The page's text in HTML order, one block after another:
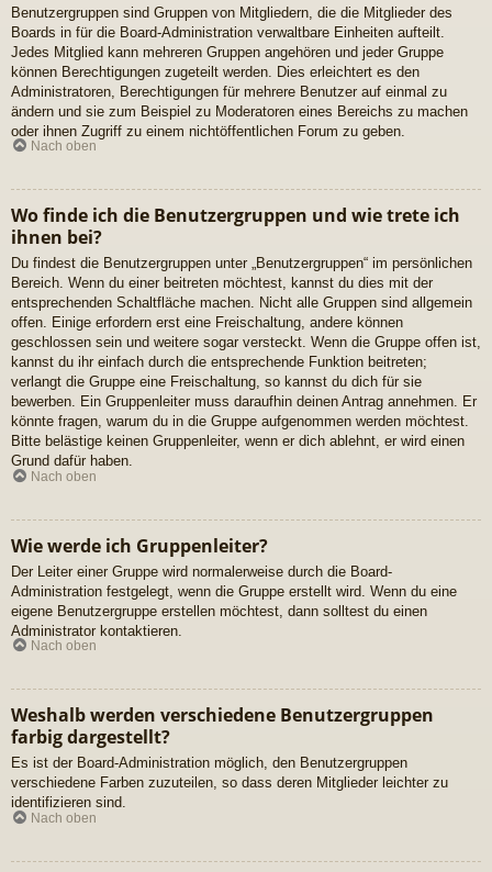
Benutzergruppen sind Gruppen von Mitgliedern, die die Mitglieder des
Boards in für die Board-Administration verwaltbare Einheiten aufteilt.
Jedes Mitglied kann mehreren Gruppen angehören und jeder Gruppe
können Berechtigungen zugeteilt werden. Dies erleichtert es den
Administratoren, Berechtigungen für mehrere Benutzer auf einmal zu
ändern und sie zum Beispiel zu Moderatoren eines Bereichs zu machen
oder ihnen Zugriff zu einem nichtöffentlichen Forum zu geben.
Nach oben
Wo finde ich die Benutzergruppen und wie trete ich
ihnen bei?
Du findest die Benutzergruppen unter „Benutzergruppen“ im persönlichen
Bereich. Wenn du einer beitreten möchtest, kannst du dies mit der
entsprechenden Schaltfläche machen. Nicht alle Gruppen sind allgemein
offen. Einige erfordern erst eine Freischaltung, andere können
geschlossen sein und weitere sogar versteckt. Wenn die Gruppe offen ist,
kannst du ihr einfach durch die entsprechende Funktion beitreten;
verlangt die Gruppe eine Freischaltung, so kannst du dich für sie
bewerben. Ein Gruppenleiter muss daraufhin deinen Antrag annehmen. Er
könnte fragen, warum du in die Gruppe aufgenommen werden möchtest.
Bitte belästige keinen Gruppenleiter, wenn er dich ablehnt, er wird einen
Grund dafür haben.
Nach oben
Wie werde ich Gruppenleiter?
Der Leiter einer Gruppe wird normalerweise durch die Board-
Administration festgelegt, wenn die Gruppe erstellt wird. Wenn du eine
eigene Benutzergruppe erstellen möchtest, dann solltest du einen
Administrator kontaktieren.
Nach oben
Weshalb werden verschiedene Benutzergruppen
farbig dargestellt?
Es ist der Board-Administration möglich, den Benutzergruppen
verschiedene Farben zuzuteilen, so dass deren Mitglieder leichter zu
identifizieren sind.
Nach oben